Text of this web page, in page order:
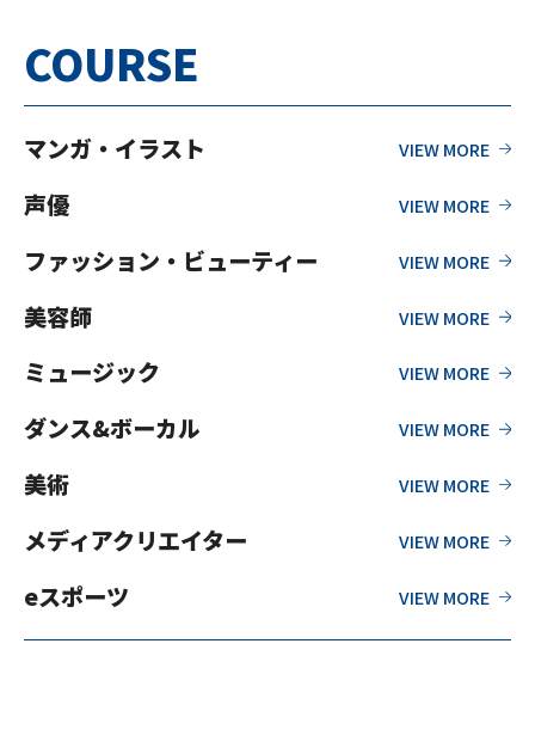
COURSE
マンガ・イラスト
声優
ファッション・ビューティー
美容師
ミュージック
ダンス&ボーカル
美術
メディアクリエイター
eスポーツ